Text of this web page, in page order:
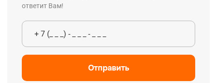
ответит Вам!
Отправить